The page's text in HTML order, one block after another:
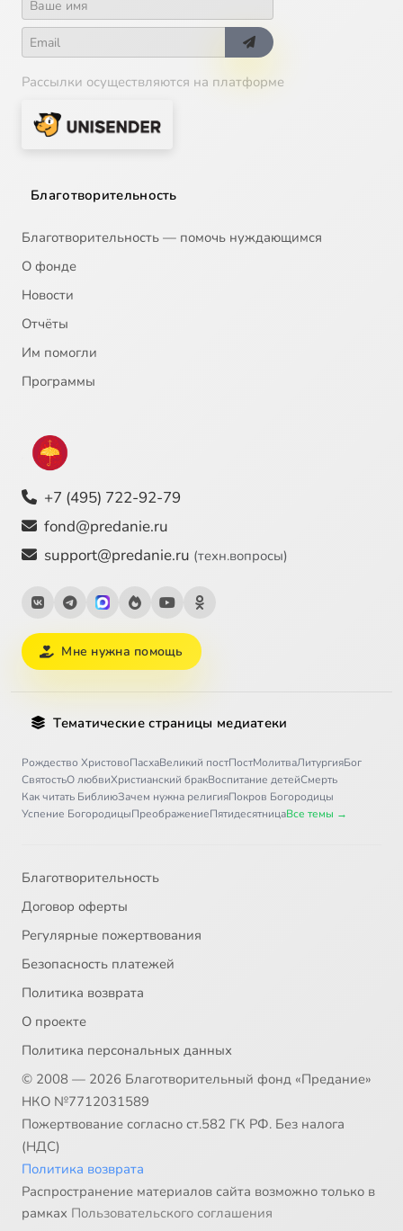
Рассылки осуществляются на платформе
Благотворительность
Благотворительность — помочь нуждающимся
О фонде
Новости
Отчёты
Им помогли
Программы
+7 (495) 722-92-79
fond@predanie.ru
support@predanie.ru (техн.вопросы)
Мне нужна помощь
Тематические страницы медиатеки
Рождество ХристовоПасхаВеликий постПостМолитваЛитургияБог
СвятостьО любвиХристианский бракВоспитание детейСмерть
Как читать БиблиюЗачем нужна религияПокров Богородицы
Успение БогородицыПреображениеПятидесятницаВсе темы →
Благотворительность
Договор оферты
Регулярные пожертвования
Безопасность платежей
Политика возврата
О проекте
Политика персональных данных
© 2008 — 2026 Благотворительный фонд «Предание»
НКО №7712031589
Пожертвование согласно ст.582 ГК РФ. Без налога
(НДС)
Политика возврата
Распространение материалов сайта возможно только в
рамках Пользовательского соглашения